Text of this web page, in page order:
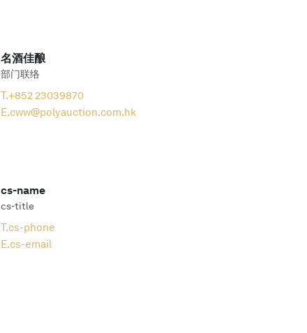
名酒佳酿
部门联络
T.+852 23039870
E.cww@polyauction.com.hk
cs-name
cs-title
T.cs-phone
E.cs-email